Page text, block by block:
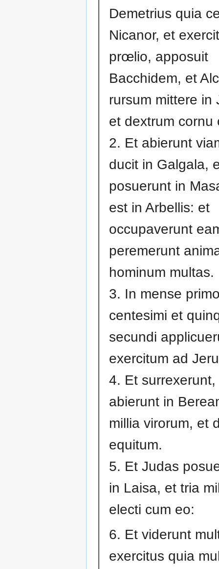
Demetrius quia
Nicanor, et
prœlio, apposuit
Bacchidem, et
rursum mittere
et dextrum cornu
2. Et abierunt
ducit in Galgala,
posuerunt in
est in Arbellis: et
occupaverunt
peremerunt
hominum multas.
3. In mense
centesimi et
secundi
exercitum ad
4. Et surrexerunt,
abierunt in
millia virorum, et
equitum.
5. Et Judas
in Laisa, et tria
electi cum eo:
6. Et viderunt
exercitus quia